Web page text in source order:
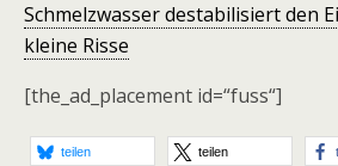
Schmelzwasser destabilisiert den
kleine Risse
[the_ad_placement id=“fuss“]
teilen teilen